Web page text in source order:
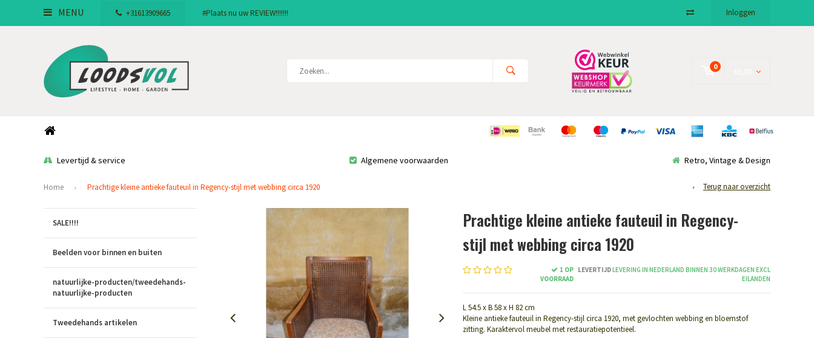
MENU +31613909665 #Plaats nu uw REVIEW!!!!!!! Inloggen
0
Levertijd & service Algemene voorwaarden Retro, Vintage & Design
Home Prachtige kleine antieke fauteuil in Regency-stijl met webbing circa 1920 Terug naar overzicht
SALE!!!!
Beelden voor binnen en buiten
natuurlijke-producten/tweedehands-
natuurlijke-producten
Tweedehands artikelen
Prachtige kleine antieke fauteuil in Regency-
stijl met webbing circa 1920
1 OP
VOORRAAD
LEVERTIJDLEVERING IN NEDERLAND BINNEN 30 WERKDAGEN EXCL
EILANDEN
L 54.5 x B 58 x H 82 cm
Kleine antieke fauteuil in Regency-stijl circa 1920, met gevlochten webbing en bloemstof
zitting. Karaktervol meubel met restauratiepotentieel.